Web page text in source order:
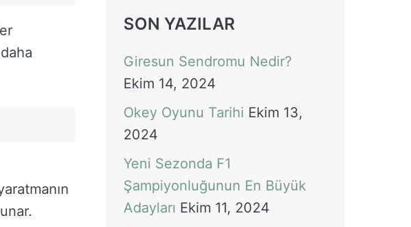
SON YAZILAR
Giresun Sendromu Nedir?
Ekim 14, 2024
Okey Oyunu Tarihi Ekim 13,
2024
Yeni Sezonda F1
Şampiyonluğunun En Büyük
Adayları Ekim 11, 2024